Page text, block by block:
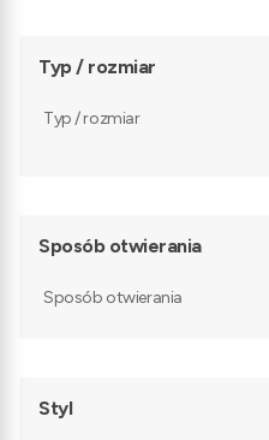
Typ / rozmiar
Typ / rozmiar
Sposób otwierania
Sposób otwierania
Styl